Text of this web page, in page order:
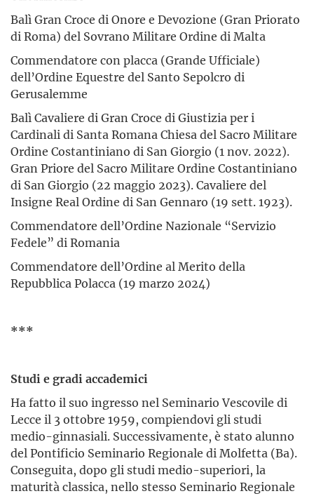
Balì Gran Croce di Onore e Devozione (Gran Priorato
di Roma) del Sovrano Militare Ordine di Malta
Commendatore con placca (Grande Ufficiale)
dell’Ordine Equestre del Santo Sepolcro di
Gerusalemme
Balì Cavaliere di Gran Croce di Giustizia per i
Cardinali di Santa Romana Chiesa del Sacro Militare
Ordine Costantiniano di San Giorgio (1 nov. 2022).
Gran Priore del Sacro Militare Ordine Costantiniano
di San Giorgio (22 maggio 2023). Cavaliere del
Insigne Real Ordine di San Gennaro (19 sett. 1923).
Commendatore dell’Ordine Nazionale “Servizio
Fedele” di Romania
Commendatore dell’Ordine al Merito della
Repubblica Polacca (19 marzo 2024)
***
Studi e gradi accademici
Ha fatto il suo ingresso nel Seminario Vescovile di
Lecce il 3 ottobre 1959, compiendovi gli studi
medio-ginnasiali. Successivamente, è stato alunno
del Pontificio Seminario Regionale di Molfetta (Ba).
Conseguita, dopo gli studi medio-superiori, la
maturità classica, nello stesso Seminario Regionale